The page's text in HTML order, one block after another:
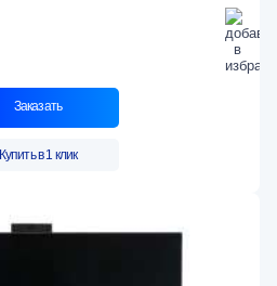
Заказать
Купить в 1 клик